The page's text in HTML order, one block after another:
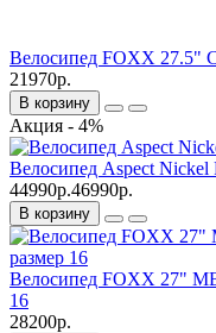
Велосипед FOXX 27.5"
21970р.
В корзину
Акция - 4%
Велосипед Aspect
44990р.46990р.
В корзину
Велосипед FOXX 27"
16
28200р.